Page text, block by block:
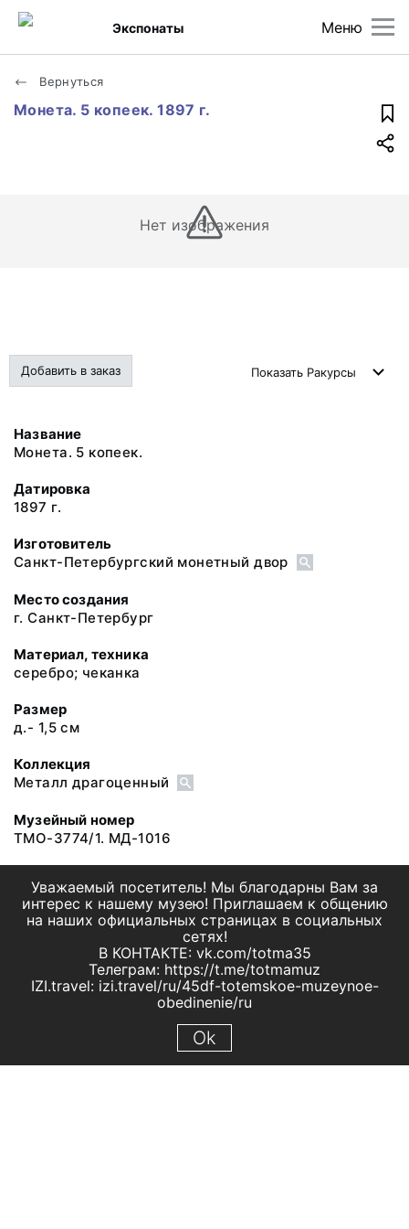
Меню
Экспонаты
Вернуться
Монета. 5 копеек. 1897 г.
Нет изображения
Добавить в заказ Показать Ракурсы
Название
Монета. 5 копеек.
Датировка
1897 г.
Изготовитель
Санкт-Петербургский монетный двор
Место создания
г. Санкт-Петербург
Материал, техника
серебро; чеканка
Размер
д.- 1,5 см
Коллекция
Металл драгоценный
Музейный номер
ТМО-3774/1. МД-1016
Уважаемый посетитель! Мы благодарны Вам за
интерес к нашему музею! Приглашаем к общению
на наших официальных страницах в социальных
сетях!
В КОНТАКТЕ: vk.com/totma35
Телеграм: https://t.me/totmamuz
IZI.travel: izi.travel/ru/45df-totemskoe-muzeynoe-
obedinenie/ru
Ok